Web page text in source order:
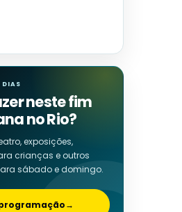
DIAS
neste fim
no Rio?
exposições,
crianças e outros
sábado e domingo.
→